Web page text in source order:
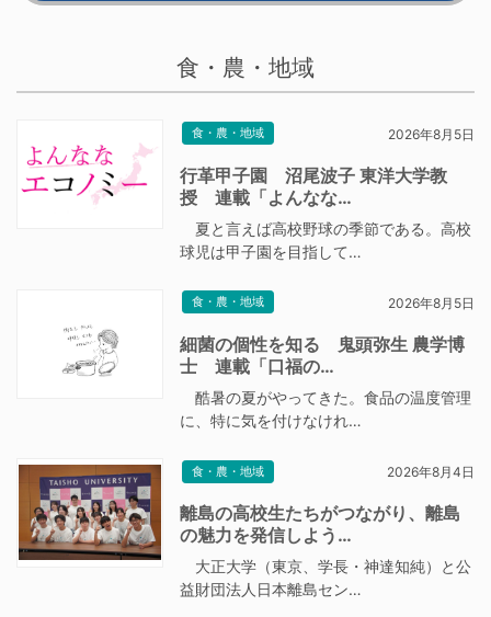
食・農・地域
食・農・地域 2026年8月5日
行革甲子園 沼尾波子 東洋大学教
授 連載「よんなな…
夏と言えば高校野球の季節である。高校
球児は甲子園を目指して…
食・農・地域 2026年8月5日
細菌の個性を知る 鬼頭弥生 農学博
士 連載「口福の…
酷暑の夏がやってきた。食品の温度管理
に、特に気を付けなけれ…
食・農・地域 2026年8月4日
離島の高校生たちがつながり、離島
の魅力を発信しよう…
大正大学（東京、学長・神達知純）と公
益財団法人日本離島セン…